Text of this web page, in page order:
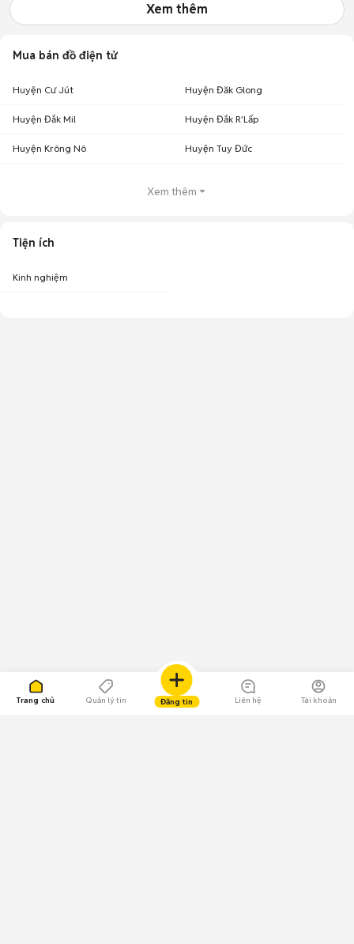
Trang chủ Quản lý tin Đăng tin Liên hệ Tài khoản
Xem thêm
Mua bán đồ điện tử
Huyện Cư Jút Huyện Đăk Glong
Huyện Đắk Mil Huyện Đắk R'Lấp
Huyện Krông Nô Huyện Tuy Đức
Xem thêm
Tiện ích
Kinh nghiệm